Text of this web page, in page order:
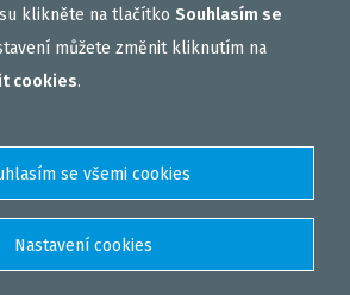
klikněte na tlačítko Souhlasím se
můžete změnit kliknutím na
cookies.